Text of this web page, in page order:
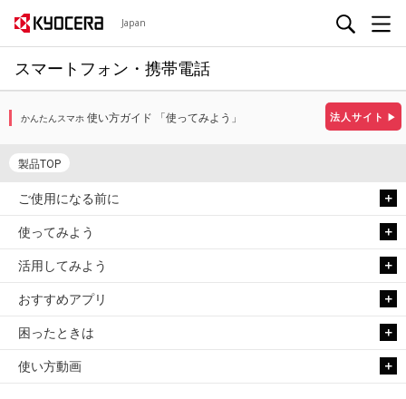
Japan
スマートフォン・携帯電話
法人サイト ▶
かんたんスマホ 使い方ガイド 「使ってみよう」
製品TOP
ご使用になる前に
使ってみよう
活用してみよう
おすすめアプリ
困ったときは
使い方動画